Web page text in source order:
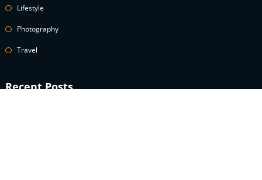
Lifestyle
Photography
Travel
Recent Posts